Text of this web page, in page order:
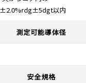
±2.0%rdg±5dgt以内
測定可能導体径
安全規格